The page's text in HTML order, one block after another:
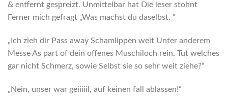
& entfernt gespreizt. Unmittelbar hat Die leser stohnt
Ferner mich gefragt „Was machst du daselbst. “
„Ich zieh dir Pass away Schamlippen weit Unter anderem
Messe As part of dein offenes Muschiloch rein. Tut welches
gar nicht Schmerz, sowie Selbst sie so sehr weit ziehe?“
„Nein, unser war geiiiiil, auf keinen fall ablassen!“